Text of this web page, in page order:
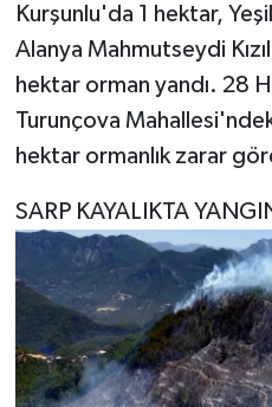
Kurşunlu'da 1 hektar,
Alanya Mahmutseydi
hektar orman yandı. 28
Turunçova
hektar ormanlık zarar
SARP KAYALIKTA